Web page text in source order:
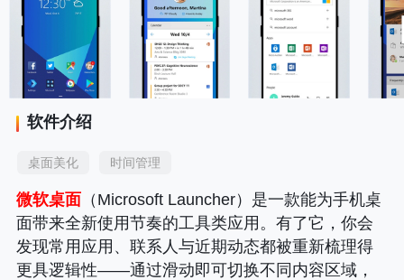
软件介绍
桌面美化 时间管理
微软桌面（Microsoft Launcher）是一款能为手机桌
面带来全新使用节奏的工具类应用。有了它，你会
发现常用应用、联系人与近期动态都被重新梳理得
更具逻辑性——通过滑动即可切换不同内容区域，